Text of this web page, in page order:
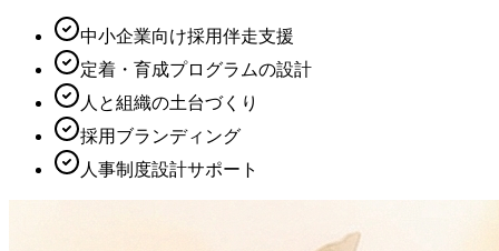
中小企業向け採用伴走支援
定着・育成プログラムの設計
人と組織の土台づくり
採用ブランディング
人事制度設計サポート